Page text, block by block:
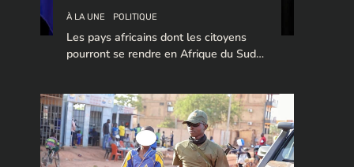
À LA UNE POLITIQUE
Les pays africains dont les citoyens
pourront se rendre en Afrique du Sud